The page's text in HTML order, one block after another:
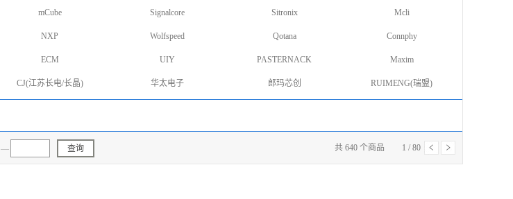
mCube Signalcore Sitronix Mcli
NXP Wolfspeed Qotana Connphy
ECM UIY PASTERNACK Maxim
CJ(江苏长电/长晶) 华太电子 郎玛芯创 RUIMENG(瑞盟)
— 查询 共 640 个商品 1 / 80